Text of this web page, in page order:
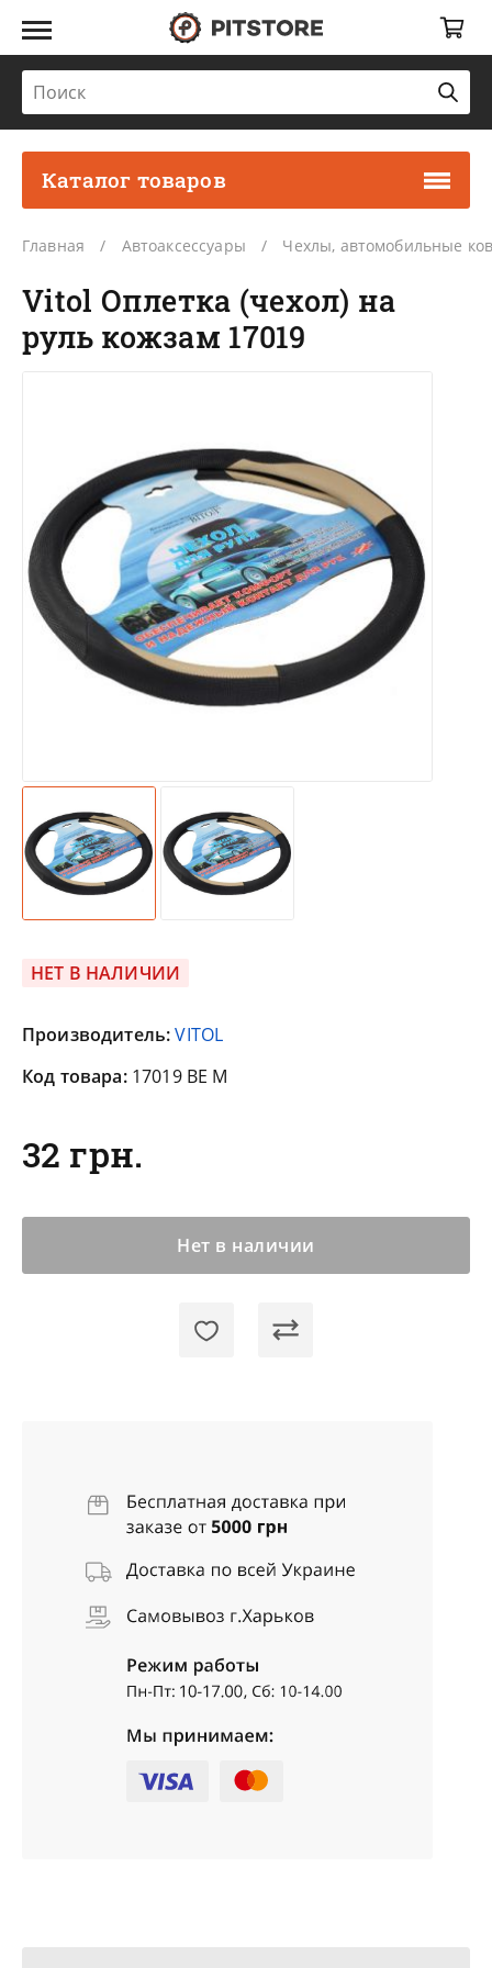
Каталог товаров
Главная Автоаксессуары Чехлы, автомобильные
Vitol Оплетка (чехол) на
руль кожзам 17019
НЕТ В НАЛИЧИИ
Производитель:VITOL
Код товара: 17019 BE M
32 грн.
Нет в наличии